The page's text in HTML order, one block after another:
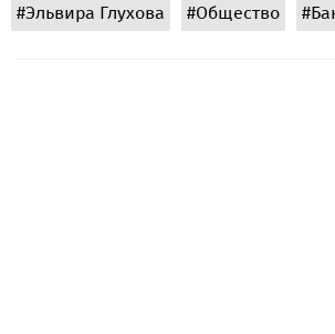
#Эльвира Глухова #Общество